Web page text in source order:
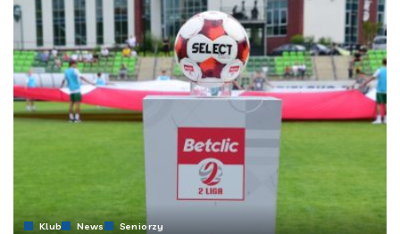
Klub News Seniorzy